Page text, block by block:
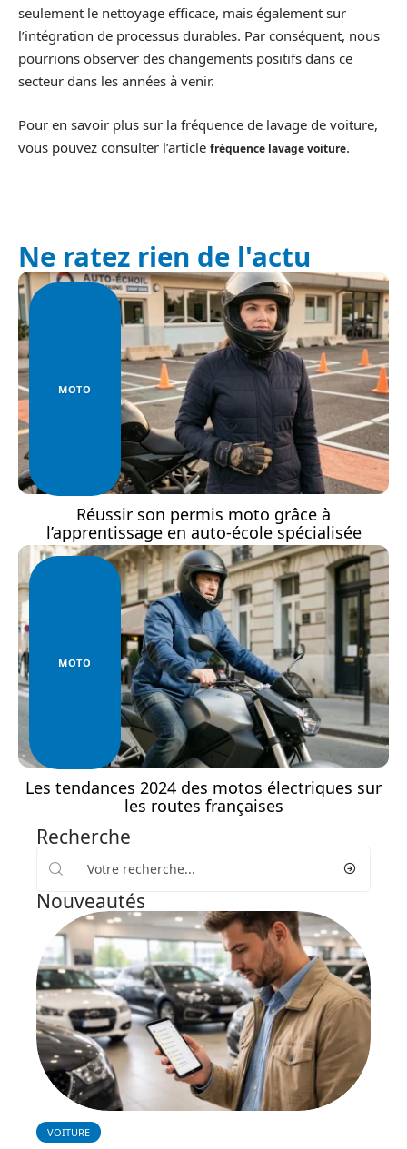
seulement le nettoyage efficace, mais également sur
l’intégration de processus durables. Par conséquent, nous
pourrions observer des changements positifs dans ce
secteur dans les années à venir.
Pour en savoir plus sur la fréquence de lavage de voiture,
vous pouvez consulter l’article fréquence lavage voiture.
Ne ratez rien de l'actu
MOTO
Réussir son permis moto grâce à
l’apprentissage en auto-école spécialisée
MOTO
Les tendances 2024 des motos électriques sur
les routes françaises
Recherche
Nouveautés
VOITURE